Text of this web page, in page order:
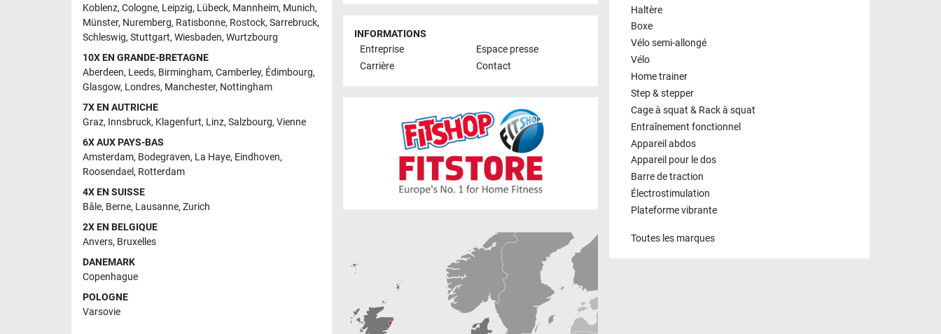
Koblenz, Cologne, Leipzig, Lübeck, Mannheim, Munich,
Münster, Nuremberg, Ratisbonne, Rostock, Sarrebruck,
Schleswig, Stuttgart, Wiesbaden, Wurtzbourg
10X EN GRANDE-BRETAGNE
Aberdeen, Leeds, Birmingham, Camberley, Édimbourg,
Glasgow, Londres, Manchester, Nottingham
7X EN AUTRICHE
Graz, Innsbruck, Klagenfurt, Linz, Salzbourg, Vienne
6X AUX PAYS-BAS
Amsterdam, Bodegraven, La Haye, Eindhoven,
Roosendael, Rotterdam
4X EN SUISSE
Bâle, Berne, Lausanne, Zurich
2X EN BELGIQUE
Anvers, Bruxelles
DANEMARK
Copenhague
POLOGNE
Varsovie
INFORMATIONS
Entreprise
Espace presse
Carrière
Contact
Haltère
Boxe
Vélo semi-allongé
Vélo
Home trainer
Step & stepper
Cage à squat & Rack à squat
Entraînement fonctionnel
Appareil abdos
Appareil pour le dos
Barre de traction
Électrostimulation
Plateforme vibrante
Toutes les marques